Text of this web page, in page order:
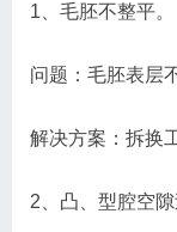
1、毛胚不整平。
问题：毛胚表层
解决方案：拆换
2、凸、型腔空隙